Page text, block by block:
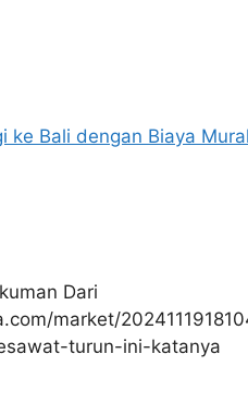
ke Bali dengan Biaya
Dari
market/
turun-ini-katanya